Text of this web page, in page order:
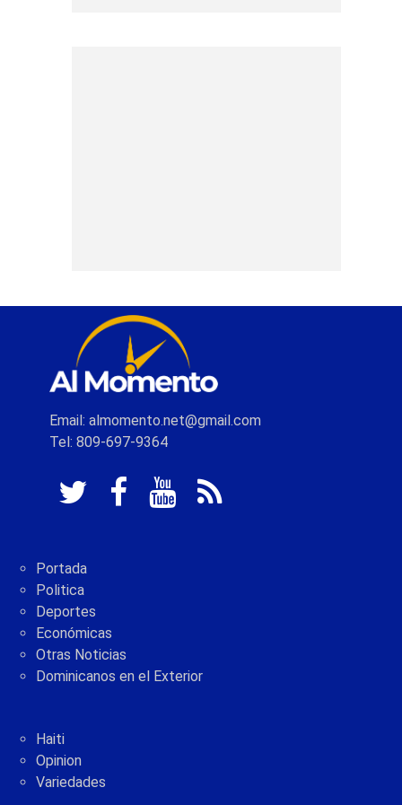
Email: almomento.net@gmail.com
Tel: 809-697-9364
Portada
Politica
Deportes
Económicas
Otras Noticias
Dominicanos en el Exterior
Haiti
Opinion
Variedades